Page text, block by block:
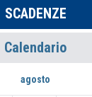
SCADENZE
Calendario
agosto